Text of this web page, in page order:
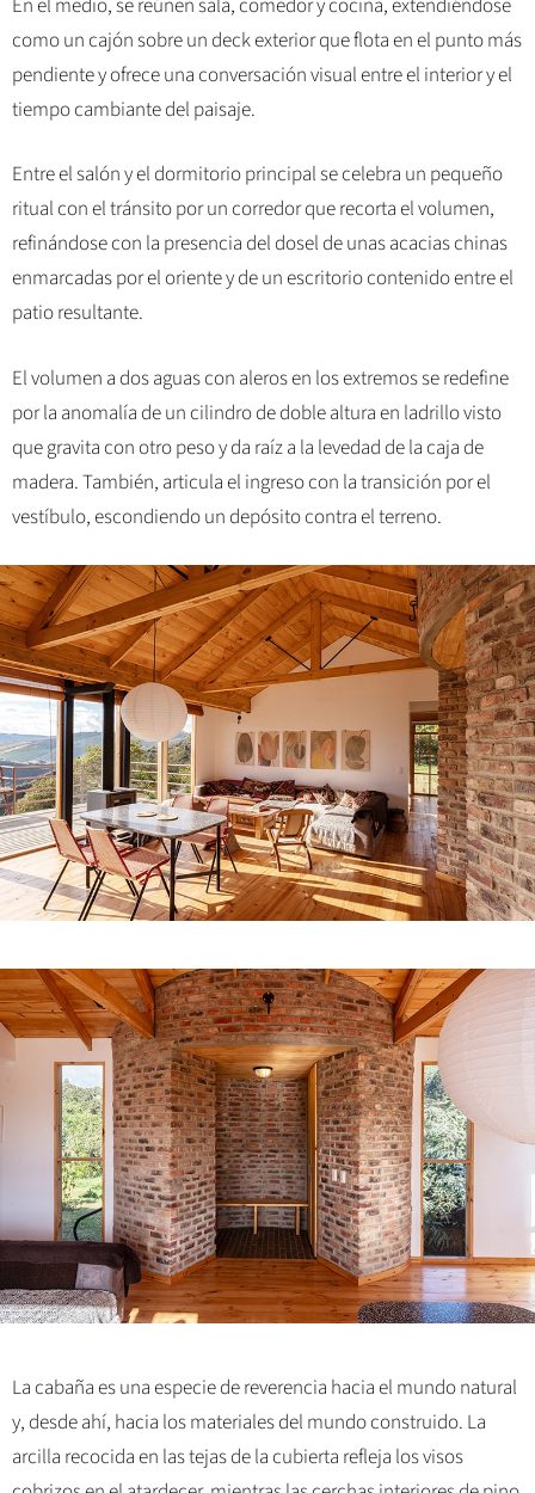
como un cajón sobre un deck exterior que flota en el punto más
pendiente y ofrece una conversación visual entre el interior y el
tiempo cambiante del paisaje.
Entre el salón y el dormitorio principal se celebra un pequeño
ritual con el tránsito por un corredor que recorta el volumen,
refinándose con la presencia del dosel de unas acacias chinas
enmarcadas por el oriente y de un escritorio contenido entre el
patio resultante.
El volumen a dos aguas con aleros en los extremos se redefine
por la anomalía de un cilindro de doble altura en ladrillo visto
que gravita con otro peso y da raíz a la levedad de la caja de
madera. También, articula el ingreso con la transición por el
vestíbulo, escondiendo un depósito contra el terreno.
La cabaña es una especie de reverencia hacia el mundo natural
y, desde ahí, hacia los materiales del mundo construido. La
arcilla recocida en las tejas de la cubierta refleja los visos